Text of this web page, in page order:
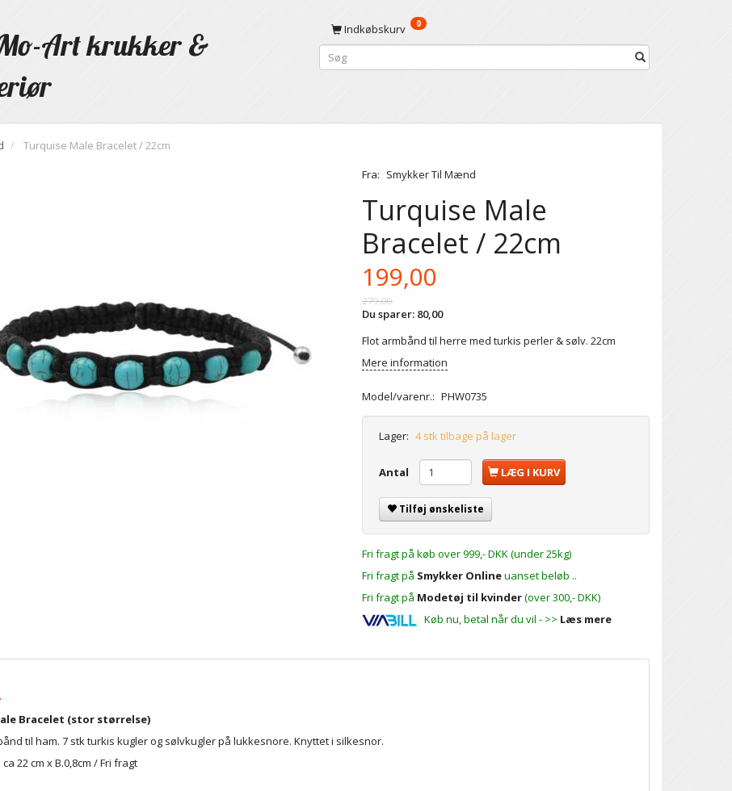
Art krukker &
Indkøbskurv 0
Turquise Male Bracelet / 22cm
Fra: Smykker Til Mænd
Turquise Male
Bracelet / 22cm
199,00
279,00
Du sparer: 80,00
Flot armbånd til herre med turkis perler & sølv. 22cm
Mere information
Model/varenr.: PHW0735
Lager: 4 stk tilbage på lager
Antal LÆG I KURV
Tilføj ønskeliste
Fri fragt på køb over 999,- DKK (under 25kg)
Fri fragt på Smykker Onlineuanset beløb ..
Fri fragt på Modetøj til kvinder(over 300,- DKK)
Køb nu, betal når du vil - >> Læs mere
Bracelet (stor størrelse)
til ham. 7 stk turkis kugler og sølvkugler på lukkesnore. Knyttet i silkesnor.
22 cm x B.0,8cm / Fri fragt